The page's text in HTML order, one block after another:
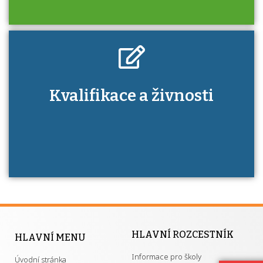
Kdo je to autorizovaná osoba a jaké výhody
má získání autorizace?
Kvalifikace a živnosti
HLAVNÍ MENU
Úvodní stránka
HLAVNÍ ROZCESTNÍK
Informace pro školy